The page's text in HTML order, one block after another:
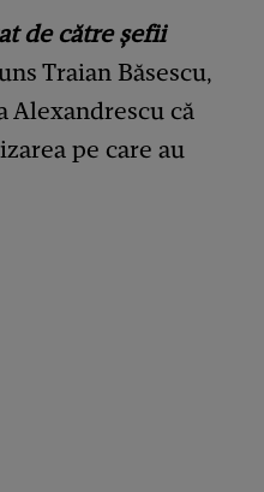
de către șefii
Traian Băsescu,
Alexandrescu că
pe care au